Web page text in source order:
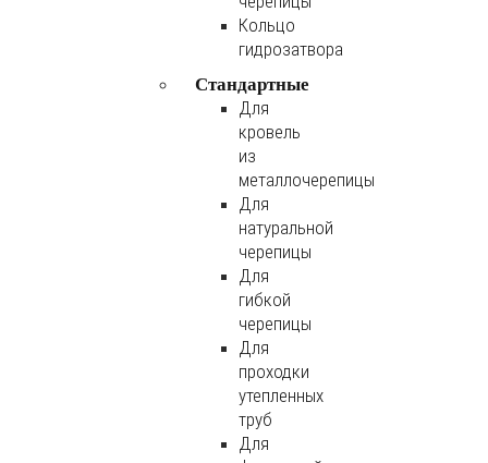
Кольцо
гидрозатвора
Стандартные
Для
кровель
из
металлочерепицы
Для
натуральной
черепицы
Для
гибкой
черепицы
Для
проходки
утепленных
труб
Для